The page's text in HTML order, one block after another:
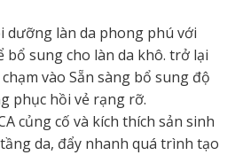
làn da phong phú với
sung cho làn da khô. trở lại
vào Sẵn sàng bổ sung độ
phục hồi vẻ rạng rỡ.
củng cố và kích thích sản sinh
da, đẩy nhanh quá trình tạo